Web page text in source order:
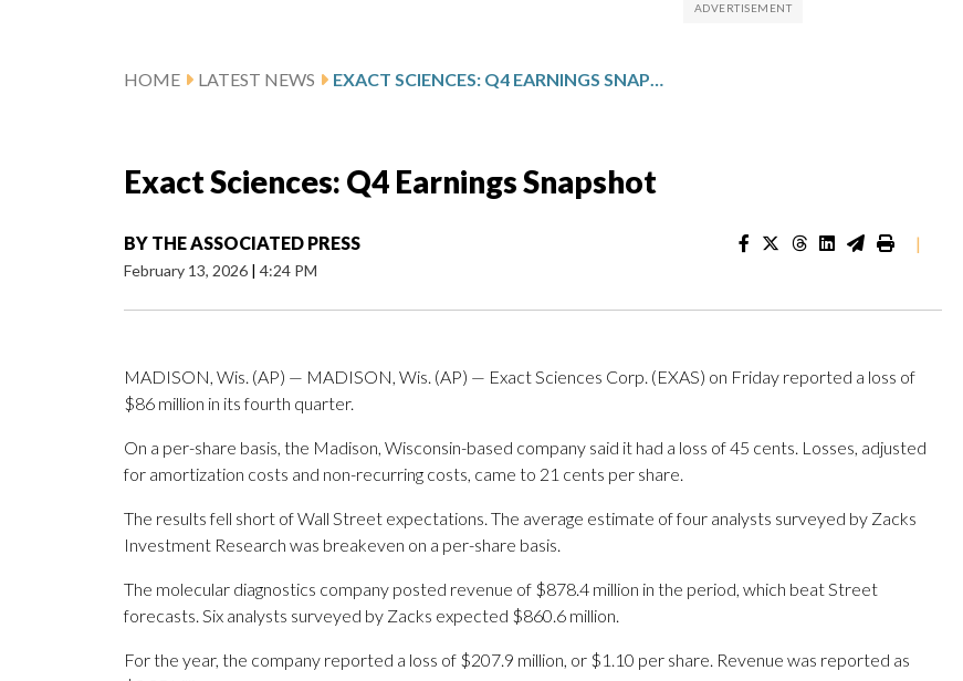
HOME LATEST NEWS EXACT SCIENCES: Q4 EARNINGS SNAPSHOT
Exact Sciences: Q4 Earnings Snapshot
BY THE ASSOCIATED PRESS
February 13, 2026 | 4:24 PM
|
MADISON, Wis. (AP) — MADISON, Wis. (AP) — Exact Sciences Corp. (EXAS) on Friday reported a loss of
$86 million in its fourth quarter.
On a per-share basis, the Madison, Wisconsin-based company said it had a loss of 45 cents. Losses, adjusted
for amortization costs and non-recurring costs, came to 21 cents per share.
The results fell short of Wall Street expectations. The average estimate of four analysts surveyed by Zacks
Investment Research was breakeven on a per-share basis.
The molecular diagnostics company posted revenue of $878.4 million in the period, which beat Street
forecasts. Six analysts surveyed by Zacks expected $860.6 million.
For the year, the company reported a loss of $207.9 million, or $1.10 per share. Revenue was reported as